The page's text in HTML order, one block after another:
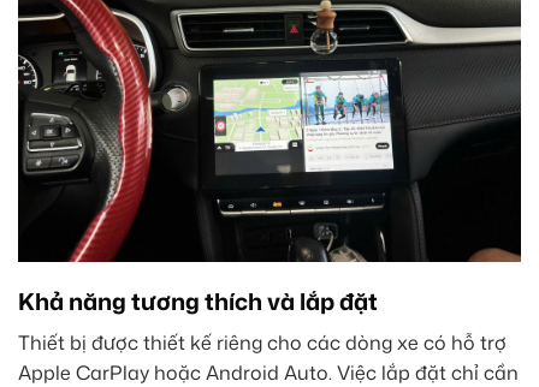
Khả năng tương thích và lắp đặt
Thiết bị được thiết kế riêng cho các dòng xe có hỗ trợ
Apple CarPlay hoặc Android Auto. Việc lắp đặt chỉ cần